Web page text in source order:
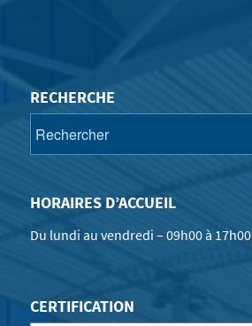
RECHERCHE
HORAIRES D’ACCUEIL
Du lundi au vendredi – 09h00 à 17h00
CERTIFICATION